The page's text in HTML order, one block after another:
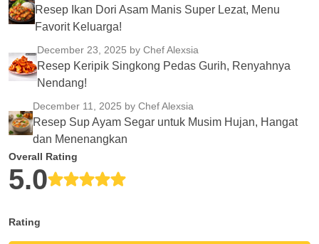
Resep Ikan Dori Asam Manis Super Lezat, Menu
Favorit Keluarga!
December 23, 2025 by Chef Alexsia
Resep Keripik Singkong Pedas Gurih, Renyahnya
Nendang!
December 11, 2025 by Chef Alexsia
Resep Sup Ayam Segar untuk Musim Hujan, Hangat
dan Menenangkan
Overall Rating
5.0
Rating